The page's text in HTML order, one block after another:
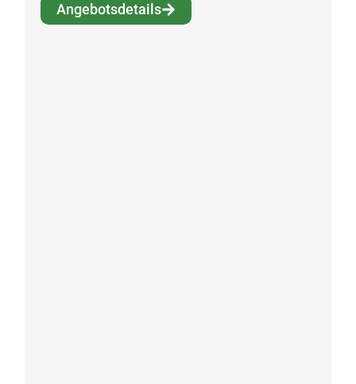
Angebotsdetails